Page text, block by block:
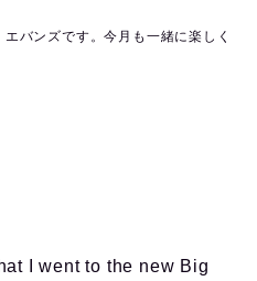
バンズです。今月も一緒に楽しく
I went to the new Big